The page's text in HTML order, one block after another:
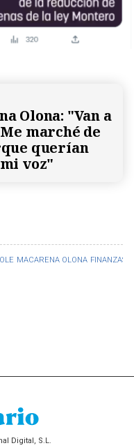
MACARENA OLONA FINANZAS
Olona: "Van a
marché de
querían
voz"
Digital, S.L.